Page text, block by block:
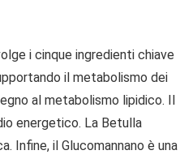
i cinque ingredienti chiave
il metabolismo dei
al metabolismo lipidico. Il
energetico. La Betulla
Infine, il Glucomannano è una